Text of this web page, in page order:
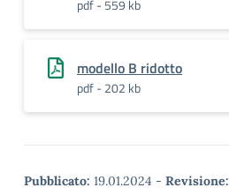
pdf - 559 kb
modello B ridotto
pdf - 202 kb
Pubblicato: 19.01.2024 - Revisione: